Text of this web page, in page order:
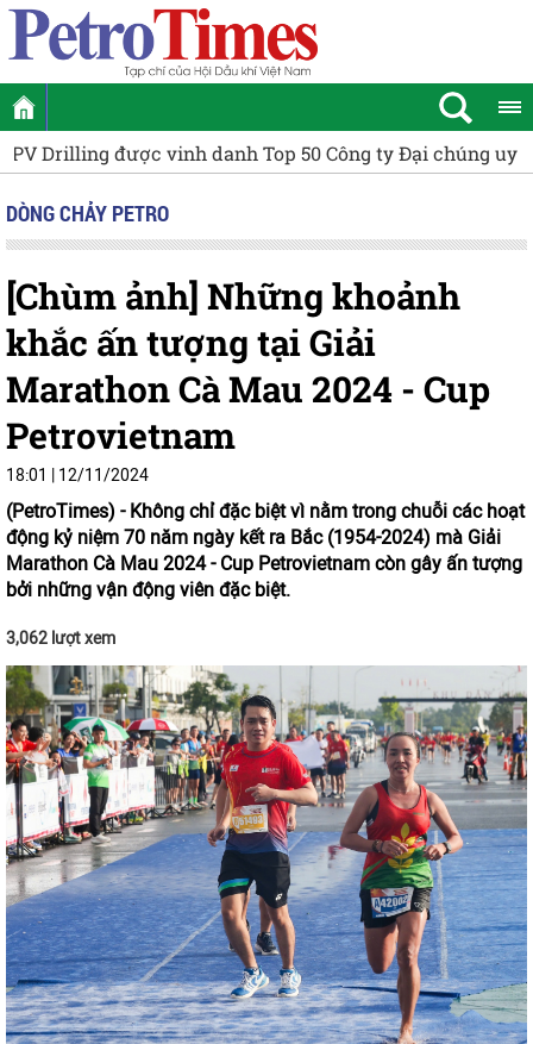
[VIDEO] Petrovietnam thúc đẩy tiến độ Dự án NMNĐ
DÒNG CHẢY PETRO
[Chùm ảnh] Những khoảnh
khắc ấn tượng tại Giải
Marathon Cà Mau 2024 - Cup
Petrovietnam
18:01 | 12/11/2024
(PetroTimes) - Không chỉ đặc biệt vì nằm trong chuỗi các hoạt
động kỷ niệm 70 năm ngày kết ra Bắc (1954-2024) mà Giải
Marathon Cà Mau 2024 - Cup Petrovietnam còn gây ấn tượng
bởi những vận động viên đặc biệt.
3,062 lượt xem